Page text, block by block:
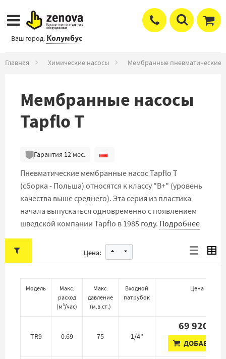
Ваш город: Колумбус
Главная Химические насосы Мембранные пневматические
Мембранные насосы
Tapflo T
Гарантия 12мес.
Пневматические мембранные насос Tapflo T
(сборка - Польша) относятся к классу "B+" (уровень
качества выше среднего). Эта серия из пластика
начала выпускаться одновременно с появлением
шведской компании Tapflo в 1985 году. Подробнее
Цена:
Модель
Макс.
расход
(м³/час)
Макс.
давление
(м.в.ст.)
Входной
патрубок
Цена
TR9 0.69 75 1/4"
69 920 ₽
ДОБАВИТЬ